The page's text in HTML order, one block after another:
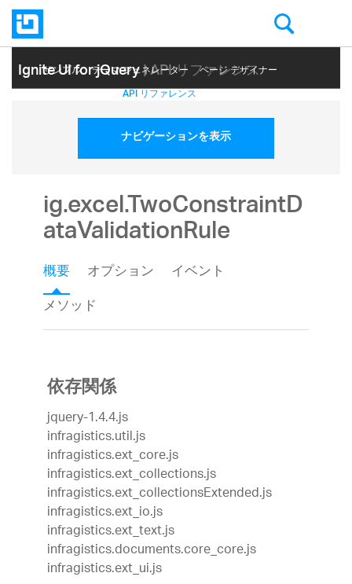
Ignite UI for jQuery| API リファレンス
サンプル テーマ ジェネレーター ページ デザイナー
ヘルプ トピック API リファレンス
ナビゲーションを表示
ig.excel.TwoConstraintD
ataValidationRule
概要 オプション
イベント
メソッド
依存関係
jquery-1.4.4.js
infragistics.util.js
infragistics.ext_core.js
infragistics.ext_collections.js
infragistics.ext_collectionsExtended.js
infragistics.ext_io.js
infragistics.ext_text.js
infragistics.documents.core_core.js
infragistics.ext_ui.js